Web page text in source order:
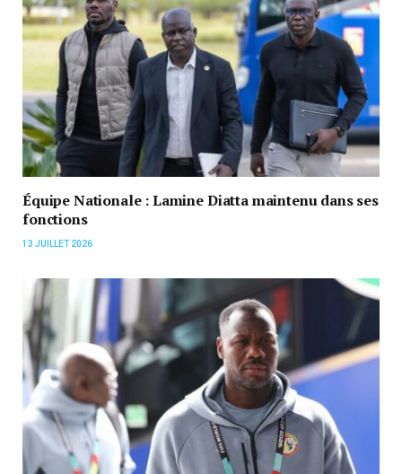
Équipe Nationale : Lamine Diatta maintenu dans ses
fonctions
13 JUILLET 2026